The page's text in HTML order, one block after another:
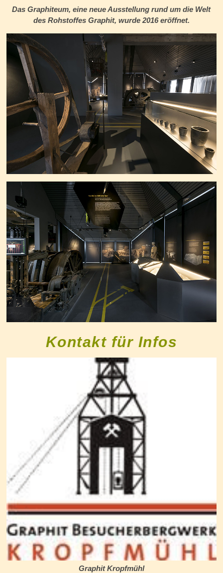
Das Graphiteum, eine neue Ausstellung rund um die Welt
des Rohstoffes Graphit, wurde 2016 eröffnet.
Kontakt für Infos
Graphit Kropfmühl